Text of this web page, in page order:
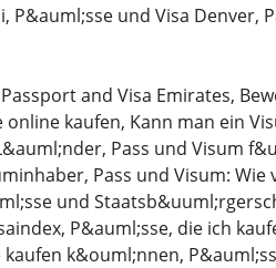
P&auml;sse und Visa Denver,
and Visa Emirates,
online kaufen, Kann man ein
Pass und Visum
Pass und Visum:
und
P&auml;sse, die ich
kaufen k&ouml;nnen,